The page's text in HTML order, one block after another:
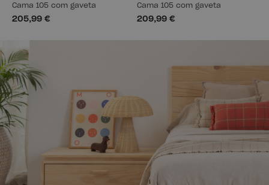
Cama 105 com gaveta
205,99 €
Cama 105 com gaveta
209,99 €